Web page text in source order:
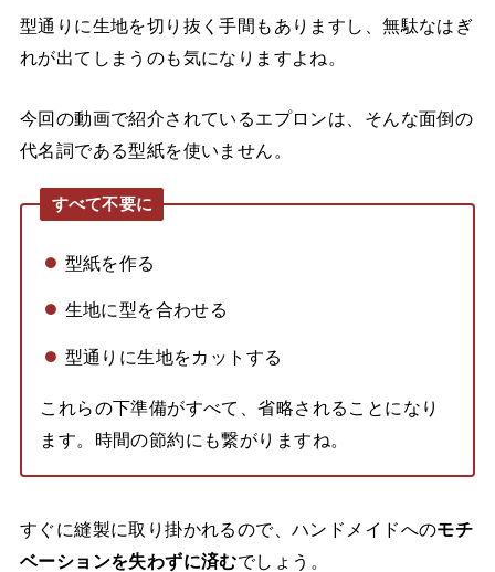
型通りに生地を切り抜く手間もありますし、無駄なはぎ
れが出てしまうのも気になりますよね。
今回の動画で紹介されているエプロンは、そんな面倒の
代名詞である型紙を使いません。
すべて不要に
型紙を作る
生地に型を合わせる
型通りに生地をカットする
これらの下準備がすべて、省略されることになり
ます。時間の節約にも繋がりますね。
すぐに縫製に取り掛かれるので、ハンドメイドへのモチ
ベーションを失わずに済むでしょう。